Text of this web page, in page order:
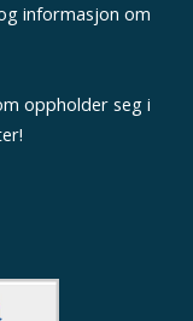
informasjon om
oppholder seg i